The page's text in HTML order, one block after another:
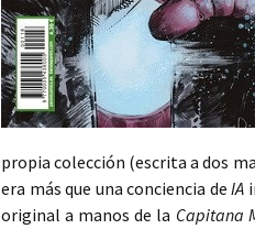
propia colección (escrita a dos
era más que una conciencia deIA
original a manos de la Capitana